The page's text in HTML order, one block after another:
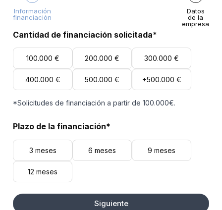
Información
financiación
Datos
de la
empresa
Cantidad de financiación solicitada*
100.000 € 200.000 € 300.000 €
400.000 € 500.000 € +500.000 €
*Solicitudes de financiación a partir de 100.000€.
Plazo de la financiación*
3 meses 6 meses 9 meses
12 meses
Siguiente